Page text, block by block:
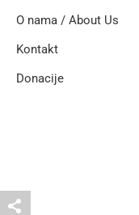
O nama / About Us
Kontakt
Donacije